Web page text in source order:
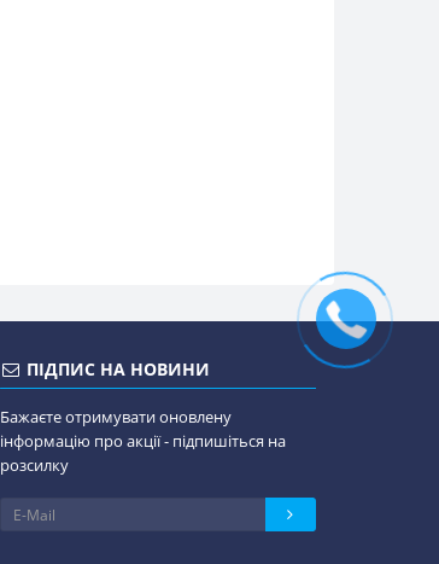
ПІДПИС НА НОВИНИ
Бажаєте отримувати оновлену
інформацію про акції - підпишіться на
розсилку